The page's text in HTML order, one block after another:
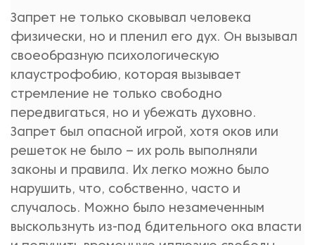
Запрет не только сковывал человека
физически, но и пленил его дух. Он вызывал
своеобразную психологическую
клаустрофобию, которая вызывает
стремление не только свободно
передвигаться, но и убежать духовно.
Запрет был опасной игрой, хотя оков или
решеток не было ‒ их роль выполняли
законы и правила. Их легко можно было
нарушить, что, собственно, часто и
случалось. Можно было незамеченным
выскользнуть из-под бдительного ока власти